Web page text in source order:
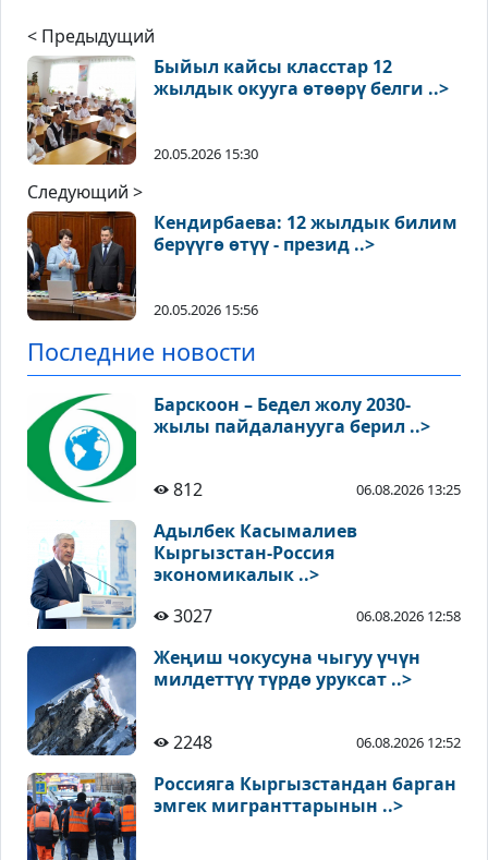
< Предыдущий
Быйыл кайсы класстар 12
жылдык окууга өтөөрү белги ..>
20.05.2026 15:30
Следующий >
Кендирбаева: 12 жылдык билим
берүүгө өтүү - презид ..>
20.05.2026 15:56
Последние новости
Барскоон – Бедел жолу 2030-
жылы пайдаланууга берил ..>
812 06.08.2026 13:25
Адылбек Касымалиев
Кыргызстан-Россия
экономикалык ..>
3027
06.08.2026 12:58
Жеңиш чокусуна чыгуу үчүн
милдеттүү түрдө уруксат ..>
2248 06.08.2026 12:52
Россияга Кыргызстандан барган
эмгек мигранттарынын ..>